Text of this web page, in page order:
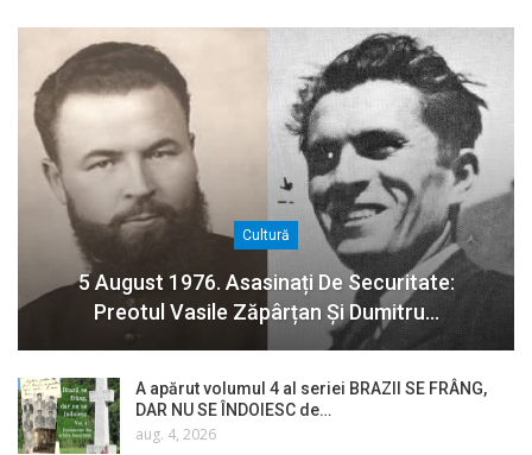
Cultură
5 August 1976. Asasinați De Securitate:
Preotul Vasile Zăpârțan Și Dumitru…
A apărut volumul 4 al seriei BRAZII SE FRÂNG,
DAR NU SE ÎNDOIESC de…
aug. 4, 2026